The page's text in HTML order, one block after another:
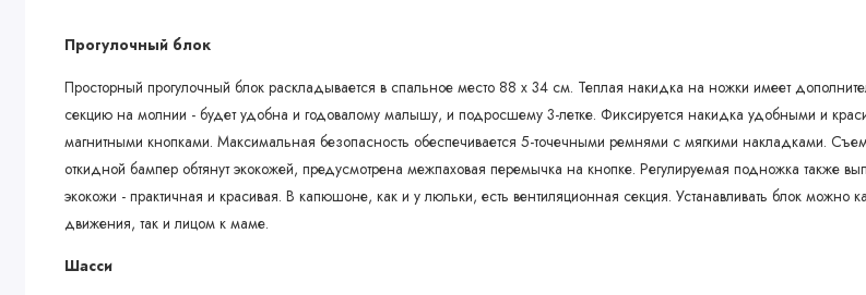
Прогулочный блок
Просторный прогулочный блок раскладывается в спальное место 88 х 34 см. Теплая накидка на ножки имеет
секцию на молнии - будет удобна и годовалому малышу, и подросшему 3-летке. Фиксируется накидка удобными и
магнитными кнопками. Максимальная безопасность обеспечивается 5-точечными ремнями с мягкими накладками.
откидной бампер обтянут экокожей, предусмотрена межпаховая перемычка на кнопке. Регулируемая подножка также
экокожи - практичная и красивая. В капюшоне, как и у люльки, есть вентиляционная секция. Устанавливать блок можно
движения, так и лицом к маме.
Шасси